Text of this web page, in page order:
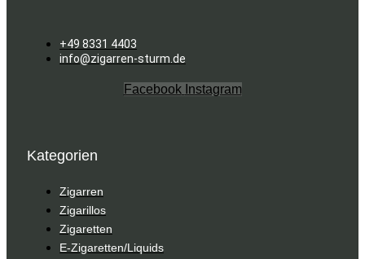
+49 8331 4403
info@zigarren-sturm.de
Facebook Instagram
Kategorien
Zigarren
Zigarillos
Zigaretten
E-Zigaretten/Liquids